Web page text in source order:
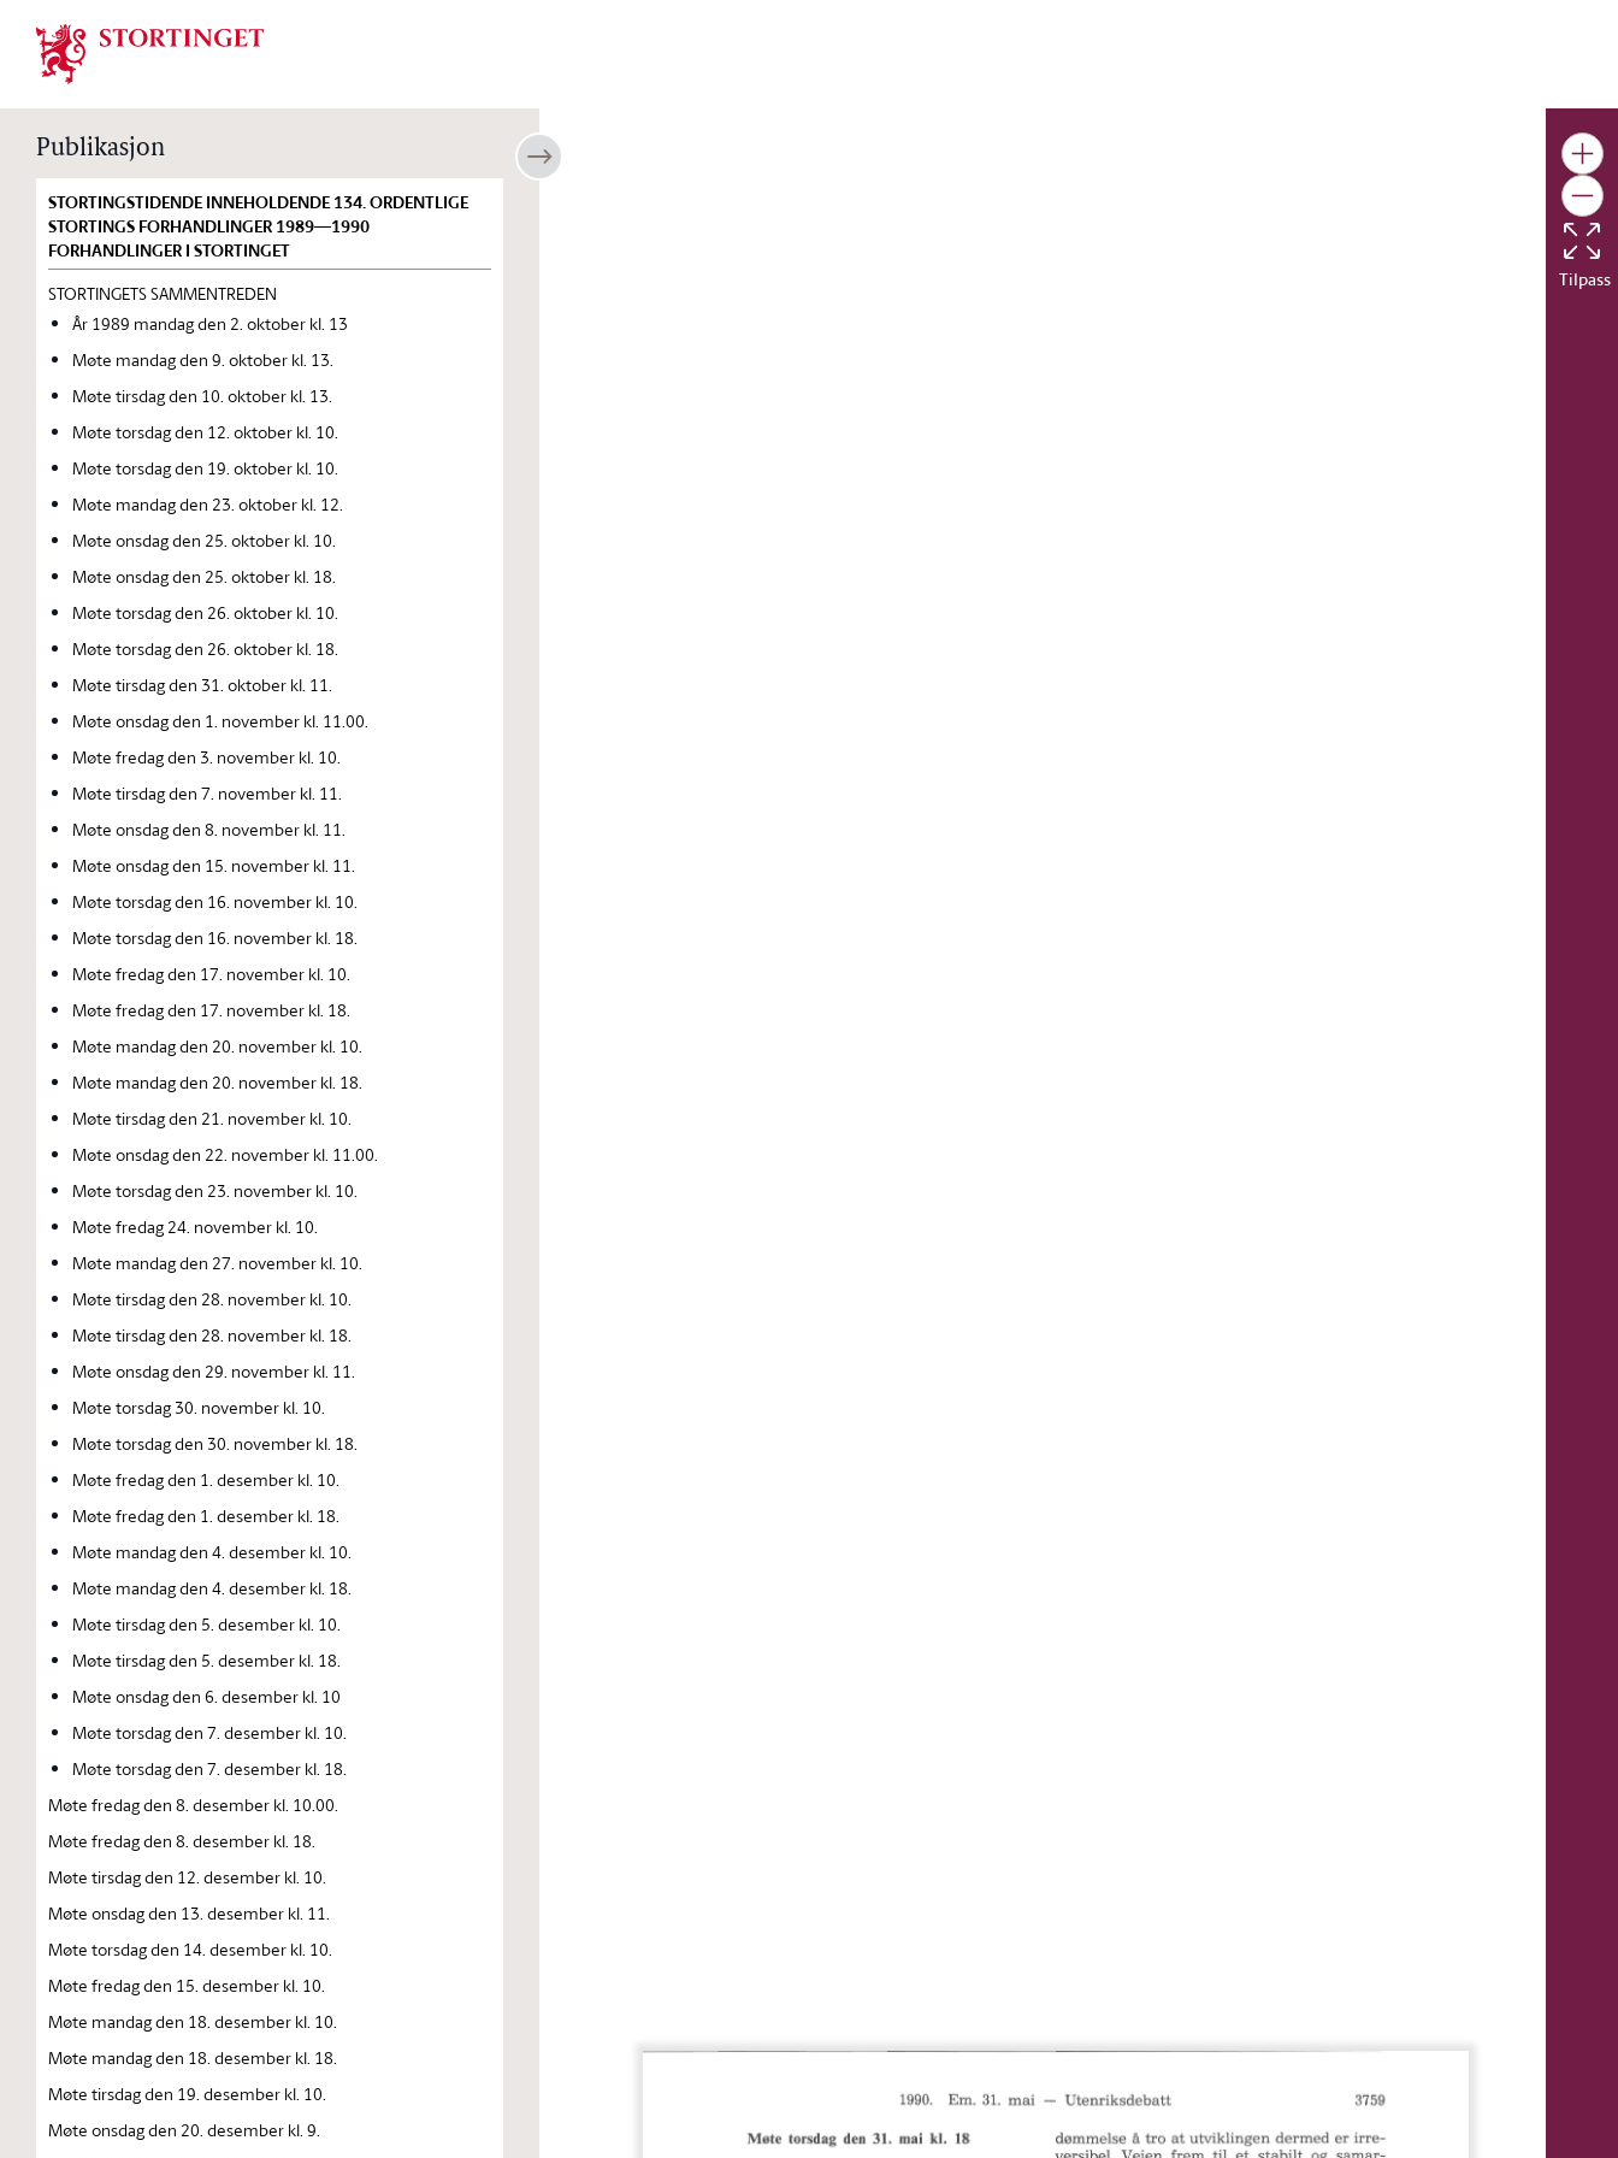
Stortinget.no
Publikasjon
STORTINGSTIDENDE INNEHOLDENDE 134. ORDENTLIGE
STORTINGS FORHANDLINGER 1989—1990
FORHANDLINGER I STORTINGET
STORTINGETS SAMMENTREDEN
År 1989 mandag den 2. oktober kl. 13
Møte mandag den 9. oktober kl. 13.
Møte tirsdag den 10. oktober kl. 13.
Møte torsdag den 12. oktober kl. 10.
Møte torsdag den 19. oktober kl. 10.
Møte mandag den 23. oktober kl. 12.
Møte onsdag den 25. oktober kl. 10.
Møte onsdag den 25. oktober kl. 18.
Møte torsdag den 26. oktober kl. 10.
Møte torsdag den 26. oktober kl. 18.
Møte tirsdag den 31. oktober kl. 11.
Møte onsdag den 1. november kl. 11.00.
Møte fredag den 3. november kl. 10.
Møte tirsdag den 7. november kl. 11.
Møte onsdag den 8. november kl. 11.
Møte onsdag den 15. november kl. 11.
Møte torsdag den 16. november kl. 10.
Møte torsdag den 16. november kl. 18.
Møte fredag den 17. november kl. 10.
Møte fredag den 17. november kl. 18.
Møte mandag den 20. november kl. 10.
Møte mandag den 20. november kl. 18.
Møte tirsdag den 21. november kl. 10.
Møte onsdag den 22. november kl. 11.00.
Møte torsdag den 23. november kl. 10.
Møte fredag 24. november kl. 10.
Møte mandag den 27. november kl. 10.
Møte tirsdag den 28. november kl. 10.
Møte tirsdag den 28. november kl. 18.
Møte onsdag den 29. november kl. 11.
Møte torsdag 30. november kl. 10.
Møte torsdag den 30. november kl. 18.
Møte fredag den 1. desember kl. 10.
Møte fredag den 1. desember kl. 18.
Møte mandag den 4. desember kl. 10.
Møte mandag den 4. desember kl. 18.
Møte tirsdag den 5. desember kl. 10.
Møte tirsdag den 5. desember kl. 18.
Møte onsdag den 6. desember kl. 10
Møte torsdag den 7. desember kl. 10.
Møte torsdag den 7. desember kl. 18.
Møte fredag den 8. desember kl. 10.00.
Møte fredag den 8. desember kl. 18.
Møte tirsdag den 12. desember kl. 10.
Møte onsdag den 13. desember kl. 11.
Møte torsdag den 14. desember kl. 10.
Møte fredag den 15. desember kl. 10.
Møte mandag den 18. desember kl. 10.
Møte mandag den 18. desember kl. 18.
Møte tirsdag den 19. desember kl. 10.
Møte onsdag den 20. desember kl. 9.